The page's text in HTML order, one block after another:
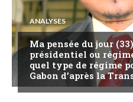
ANALYSES
Ma pensée du jour
présidentiel ou
quel type de régime
Gabon d’après la